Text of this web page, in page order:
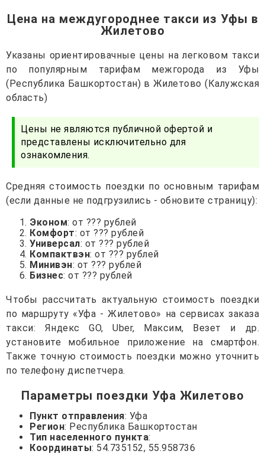
Цена на междугороднее такси из Уфы в
Жилетово
Указаны ориентировачные цены на легковом такси
по популярным тарифам межгорода из Уфы
(Республика Башкортостан) в Жилетово (Калужская
область)
Цены не являются публичной офертой и
представлены исключительно для
ознакомления.
Средняя стоимость поездки по основным тарифам
(если данные не подгрузились - обновите страницу):
Эконом: от ??? рублей
Комфорт: от ??? рублей
Универсал: от ??? рублей
Компактвэн: от ??? рублей
Минивэн: от ??? рублей
Бизнес: от ??? рублей
Чтобы рассчитать актуальную стоимость поездки
по маршруту «Уфа - Жилетово» на сервисах заказа
такси: Яндекс GO, Uber, Максим, Везет и др.
установите мобильное приложение на смартфон.
Также точную стоимость поездки можно уточнить
по телефону диспетчера.
Параметры поездки Уфа Жилетово
Пункт отправления: Уфа
Регион: Республика Башкортостан
Тип населенного пункта:
Координаты: 54.735152, 55.958736